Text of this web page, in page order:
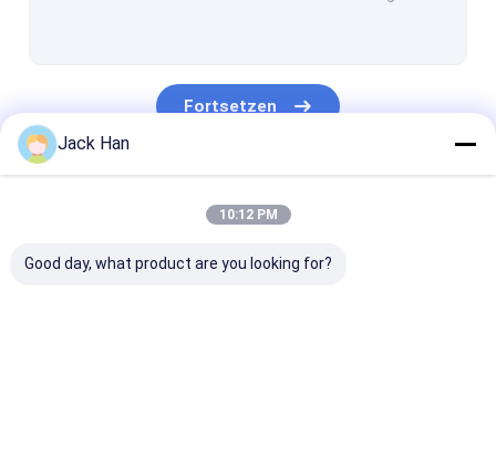
Fortsetzen
Jack Han
10:12 PM
Good day, what product are you looking for?